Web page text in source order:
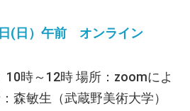
(日）午前 オンライン
10時～12時 場所：zoomによ
森敏生（武蔵野美術大学）